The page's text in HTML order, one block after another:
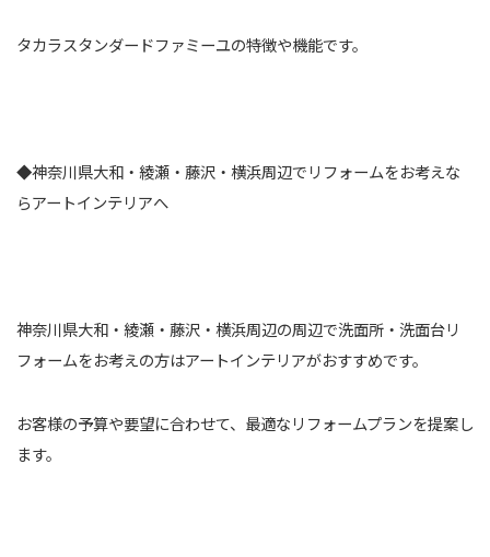
タカラスタンダードファミーユの特徴や機能です。
◆神奈川県大和・綾瀬・藤沢・横浜周辺でリフォームをお考えな
らアートインテリアへ
神奈川県大和・綾瀬・藤沢・横浜周辺の周辺で洗面所・洗面台リ
フォームをお考えの方はアートインテリアがおすすめです。
お客様の予算や要望に合わせて、最適なリフォームプランを提案し
ます。